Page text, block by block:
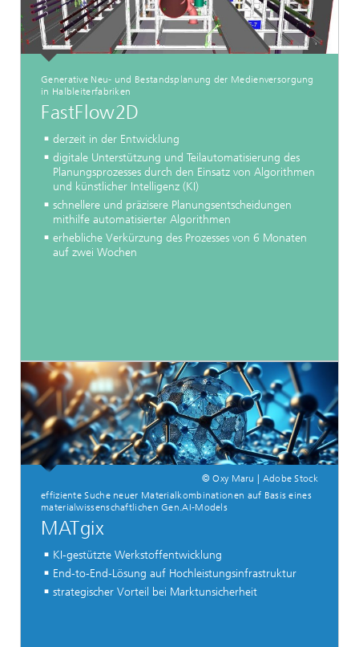
Generative Neu- und Bestandsplanung der Medienversorgung
in Halbleiterfabriken
FastFlow2D
derzeit in der Entwicklung
digitale Unterstützung und Teilautomatisierung des
Planungsprozesses durch den Einsatz von Algorithmen
und künstlicher Intelligenz (KI)
schnellere und präzisere Planungsentscheidungen
mithilfe automatisierter Algorithmen
erhebliche Verkürzung des Prozesses von 6 Monaten
auf zwei Wochen
© Oxy Maru | Adobe Stock
effiziente Suche neuer Materialkombinationen auf Basis eines
materialwissenschaftlichen Gen.AI-Models
MATgix
KI-gestützte Werkstoffentwicklung
End-to-End-Lösung auf Hochleistungsinfrastruktur
strategischer Vorteil bei Marktunsicherheit